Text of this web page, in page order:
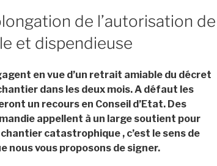
de l’autorisation de
et dispendieuse
en vue d’un retrait amiable du décret
dans les deux mois. A défaut les
un recours en Conseil d’Etat. Des
appellent à un large soutient pour
catastrophique , c’est le sens de
nous vous proposons de signer.